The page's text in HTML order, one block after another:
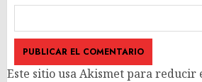
Este sitio usa Akismet para reducir